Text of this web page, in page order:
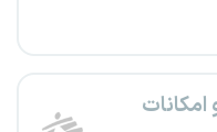
امکانات